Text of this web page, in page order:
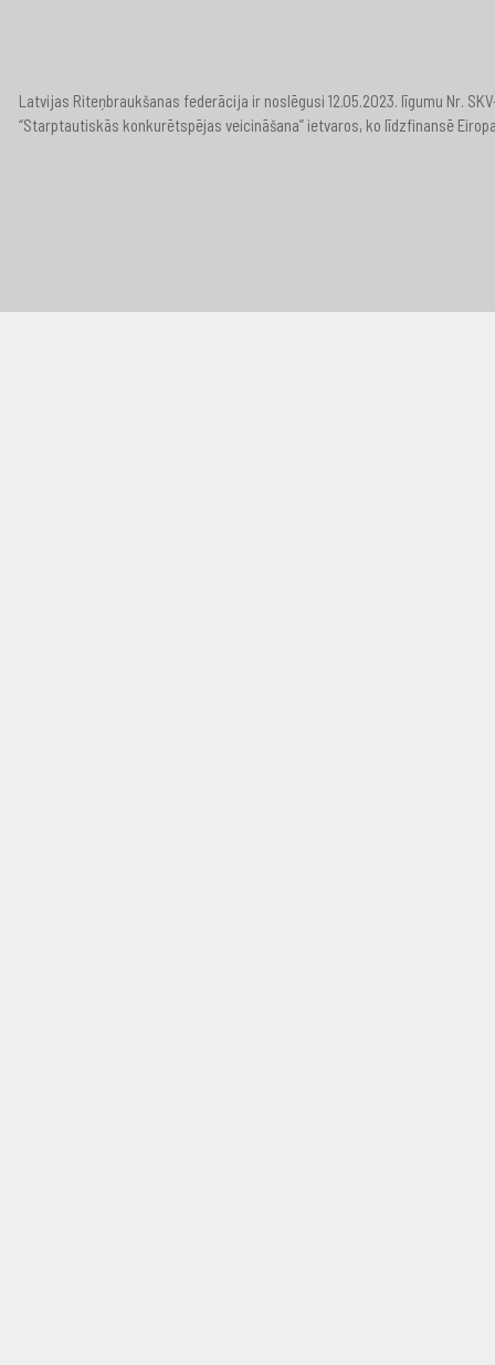
Latvijas Riteņbraukšanas federācija ir noslēgusi 12.05.2023. līgumu Nr.
“Starptautiskās konkurētspējas veicināšana” ietvaros, ko līdzfinansē